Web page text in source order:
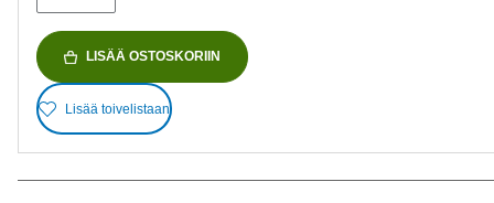
LISÄÄ OSTOSKORIIN
Lisää toivelistaan